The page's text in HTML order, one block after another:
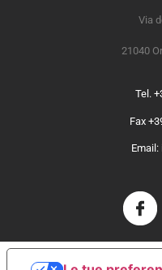
Via
21040
Tel.
Fax